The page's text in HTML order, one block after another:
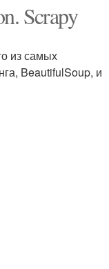
Scrapy
из самых
BeautifulSoup, и